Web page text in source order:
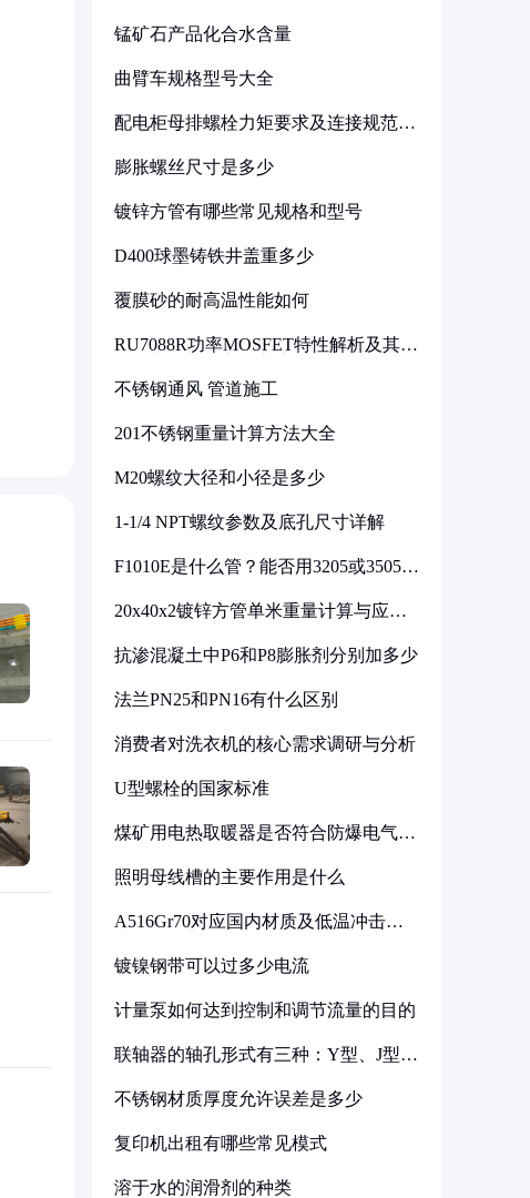
锰矿石产品化合水含量
曲臂车规格型号大全
配电柜母排螺栓力矩要求及连接规范详
膨胀螺丝尺寸是多少
镀锌方管有哪些常见规格和型号
D400球墨铸铁井盖重多少
覆膜砂的耐高温性能如何
RU7088R功率MOSFET特性解析及其在
不锈钢通风 管道施工
201不锈钢重量计算方法大全
M20螺纹大径和小径是多少
1-1/4 NPT螺纹参数及底孔尺寸详解
F1010E是什么管？能否用3205或3505代
20x40x2镀锌方管单米重量计算与应用
抗渗混凝土中P6和P8膨胀剂分别加多少
法兰PN25和PN16有什么区别
消费者对洗衣机的核心需求调研与分析
U型螺栓的国家标准
煤矿用电热取暖器是否符合防爆电气设
照明母线槽的主要作用是什么
A516Gr70对应国内材质及低温冲击要
镀镍钢带可以过多少电流
计量泵如何达到控制和调节流量的目的
联轴器的轴孔形式有三种：Y型、J型、
不锈钢材质厚度允许误差是多少
复印机出租有哪些常见模式
溶于水的润滑剂的种类